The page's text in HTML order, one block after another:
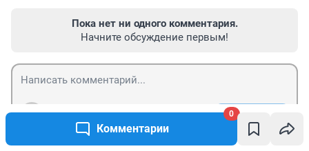
Комментарии
0
Пока нет ни одного комментария.
Начните обсуждение первым!
Отправить